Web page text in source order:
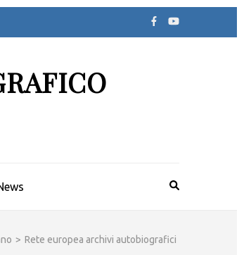
> Rete europea archivi autobiografici